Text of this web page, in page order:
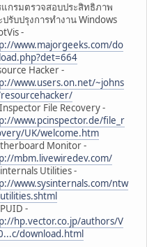
แกรมตรวจสอบประสิทธิภาพ
ปรับปรุงการทำงาน Windows
-
www.majorgeeks.com/do
Hacker -
www.users.on.net/~johns
Inspector File Recovery -
www.pcinspector.de/file_r
UK/welcome.htm
Monitor -
mbm.livewiredev.com/
Utilities -
www.sysinternals.com/ntw
-
hp.vector.co.jp/authors/V
download.html